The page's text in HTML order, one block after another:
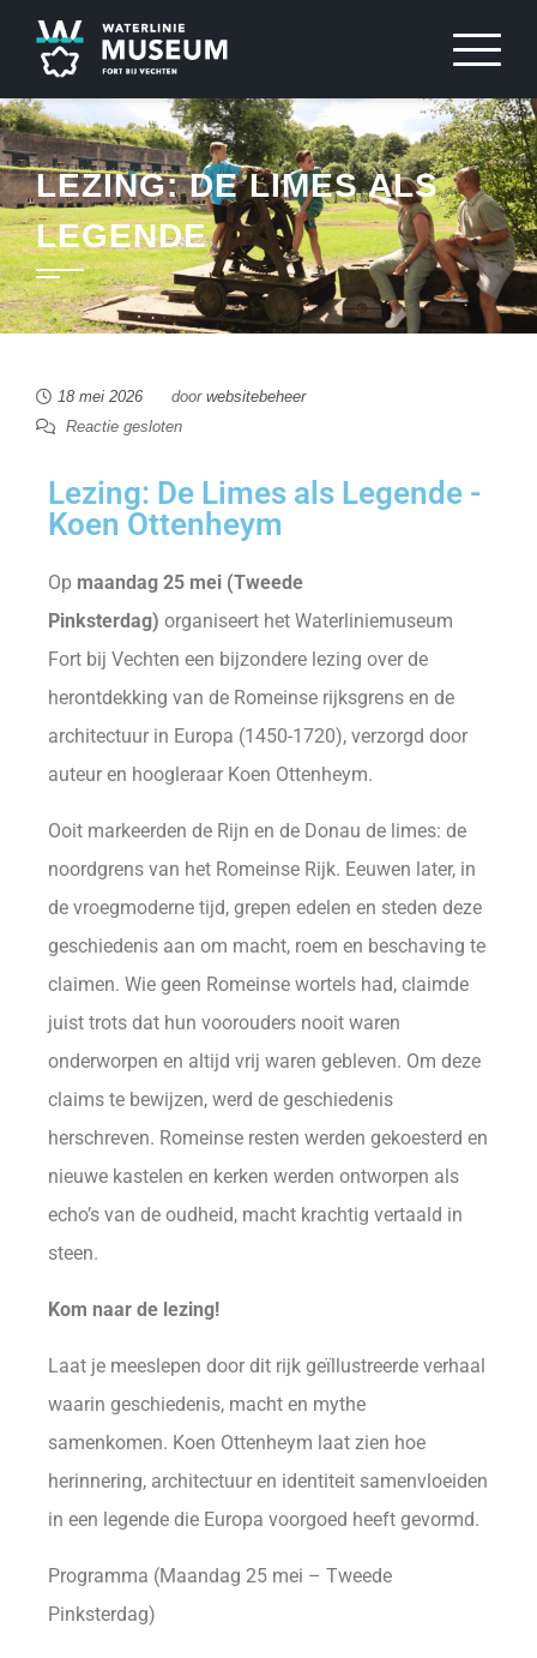
LEZING: DE LIMES ALS
LEGENDE
18 mei 2026 door websitebeheer
Reactie gesloten
Lezing: De Limes als Legende -
Koen Ottenheym
Op maandag 25 mei (Tweede
Pinksterdag) organiseert het Waterliniemuseum
Fort bij Vechten een bijzondere lezing over de
herontdekking van de Romeinse rijksgrens en de
architectuur in Europa (1450-1720), verzorgd door
auteur en hoogleraar Koen Ottenheym.
Ooit markeerden de Rijn en de Donau de limes: de
noordgrens van het Romeinse Rijk. Eeuwen later, in
de vroegmoderne tijd, grepen edelen en steden deze
geschiedenis aan om macht, roem en beschaving te
claimen. Wie geen Romeinse wortels had, claimde
juist trots dat hun voorouders nooit waren
onderworpen en altijd vrij waren gebleven. Om deze
claims te bewijzen, werd de geschiedenis
herschreven. Romeinse resten werden gekoesterd en
nieuwe kastelen en kerken werden ontworpen als
echo’s van de oudheid, macht krachtig vertaald in
steen.
Kom naar de lezing!
Laat je meeslepen door dit rijk geïllustreerde verhaal
waarin geschiedenis, macht en mythe
samenkomen. Koen Ottenheym laat zien hoe
herinnering, architectuur en identiteit samenvloeiden
in een legende die Europa voorgoed heeft gevormd.
Programma (Maandag 25 mei – Tweede
Pinksterdag)